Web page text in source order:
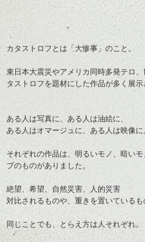
カタストロフとは「大惨事」のこと。
東日本大震災やアメリカ同時多発テロ
タストロフを題材にした作品が多く展示
ある人は写真に、ある人は油絵に、
ある人はオマージュに、ある人は映像に
それぞれの作品は、明るいモノ、暗い
プのものがありました。
絶望、希望、自然災害、人的災害
対比されるものや、重きを置いているも
同じことでも、とらえ方は人それぞれ。